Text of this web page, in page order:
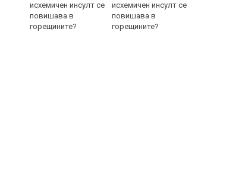
исхемичен инсулт се
повишава в
горещините?